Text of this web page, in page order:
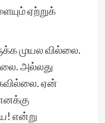
ஏற்றுக்
முயல வில்லை.
அல்லது
ஏன்
என்று